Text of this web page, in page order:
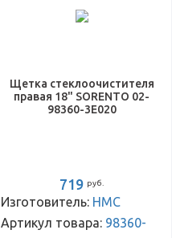
Щетка стеклоочистителя
правая 18" SORENTO 02-
98360-3E020
719 руб.
Изготовитель: HMC
Артикул товара: 98360-